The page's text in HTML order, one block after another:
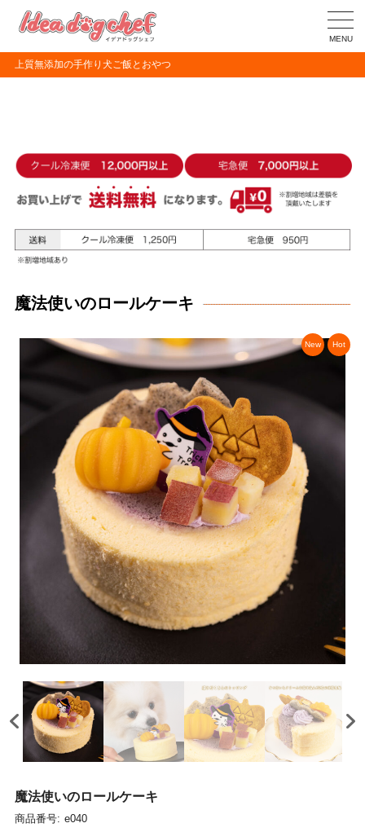
MENU
上質無添加の手作り犬ご飯とおやつ
魔法使いのロールケーキ
New Hot
魔法使いのロールケーキ
商品番号: e040